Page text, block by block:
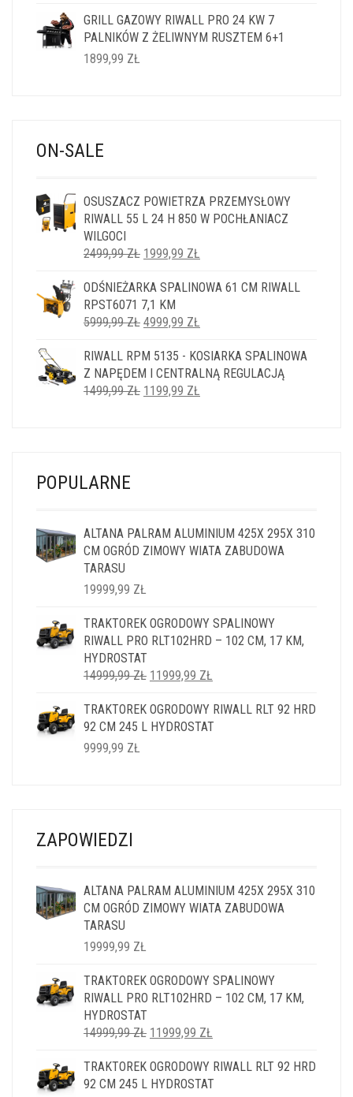
GRILL GAZOWY RIWALL PRO 24 KW 7
PALNIKÓW Z ŻELIWNYM RUSZTEM 6+1
1899,99 ZŁ
ON-SALE
OSUSZACZ POWIETRZA PRZEMYSŁOWY
RIWALL 55 L 24 H 850 W POCHŁANIACZ
WILGOCI
2499,99ZŁ PIERWOTNA
WYNOSIŁA:
2499,99 ZŁ.
1999,99 ZŁ
WYNOSI:
ODŚNIEŻARKA SPALINOWA 61 CM RIWALL
RPST6071 7,1 KM
5999,99ZŁ PIERWOTNA
WYNOSIŁA:
5999,99 ZŁ.
4999,99 ZŁ
WYNOSI:
4999,99 ZŁ.
RIWALL RPM 5135 - KOSIARKA SPALINOWA
Z NAPĘDEM I CENTRALNĄ REGULACJĄ
1499,99ZŁ PIERWOTNA
1199,99 ZŁ
POPULARNE
ALTANA PALRAM ALUMINIUM 425X 295X 310
CM OGRÓD ZIMOWY WIATA ZABUDOWA
TARASU
19999,99 ZŁ
TRAKTOREK OGRODOWY SPALINOWY
RIWALL PRO RLT102HRD – 102 CM, 17 KM,
HYDROSTAT
14999,99ZŁ PIERWOTNA
WYNOSIŁA:
14999,99 ZŁ.
11999,99 ZŁ
WYNOSI:
11999,99 ZŁ.
TRAKTOREK OGRODOWY RIWALL RLT 92 HRD
92 CM 245 L HYDROSTAT
9999,99 ZŁ
ZAPOWIEDZI
ALTANA PALRAM ALUMINIUM 425X 295X 310
CM OGRÓD ZIMOWY WIATA ZABUDOWA
TARASU
19999,99 ZŁ
TRAKTOREK OGRODOWY SPALINOWY
RIWALL PRO RLT102HRD – 102 CM, 17 KM,
HYDROSTAT
14999,99ZŁ PIERWOTNA
WYNOSIŁA:
14999,99 ZŁ.
11999,99 ZŁ
WYNOSI:
11999,99 ZŁ.
TRAKTOREK OGRODOWY RIWALL RLT 92 HRD
92 CM 245 L HYDROSTAT